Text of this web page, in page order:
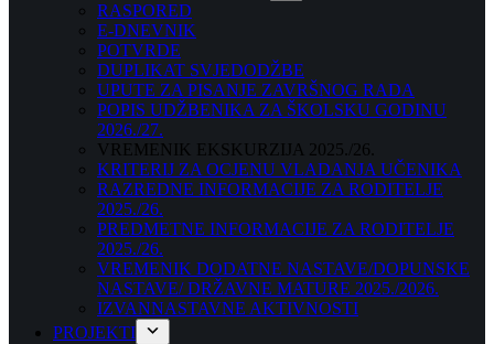
RASPORED
E-DNEVNIK
POTVRDE
DUPLIKAT SVJEDODŽBE
UPUTE ZA PISANJE ZAVRŠNOG RADA
POPIS UDŽBENIKA ZA ŠKOLSKU GODINU
2026./27.
VREMENIK EKSKURZIJA 2025./26.
KRITERIJ ZA OCJENU VLADANJA UČENIKA
RAZREDNE INFORMACIJE ZA RODITELJE
2025./26.
PREDMETNE INFORMACIJE ZA RODITELJE
2025./26.
VREMENIK DODATNE NASTAVE/DOPUNSKE
NASTAVE/ DRŽAVNE MATURE 2025./2026.
IZVANNASTAVNE AKTIVNOSTI
PROJEKTI